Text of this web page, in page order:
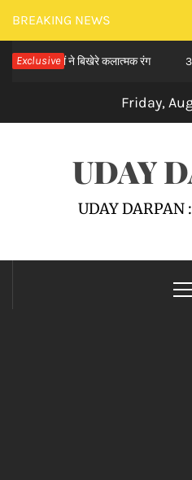
Skip
to
content
BREAKING NEWS
Exclusiveने बिखेरे कलात्मक रंग 39
Friday,
UDAY
UDAY DARPAN :